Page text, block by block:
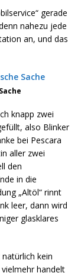
gerade
nahezu jede
an, und das
knapp zwei
also Blinker
bei Pescara
aller zwei
den
in die
„Altöl“ rinnt
leer, dann wird
glasklares
natürlich kein
handelt